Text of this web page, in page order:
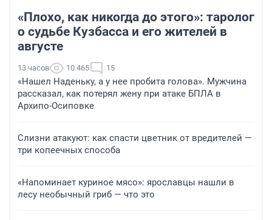
«Плохо, как никогда до этого»: таролог
о судьбе Кузбасса и его жителей в
августе
13 часов 10 465 15
«Нашел Наденьку, а у нее пробита голова». Мужчина
рассказал, как потерял жену при атаке БПЛА в
Архипо-Осиповке
Слизни атакуют: как спасти цветник от вредителей —
три копеечных способа
«Напоминает куриное мясо»: ярославцы нашли в
лесу необычный гриб — что это